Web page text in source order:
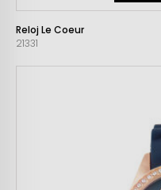
Reloj Le Coeur
21331